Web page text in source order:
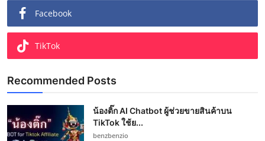
Facebook
TikTok
Recommended Posts
น้องติ๊ก AI Chatbot ผู้ช่วยขายสินค้าบน
TikTok ใช้ย...
benzbenzio